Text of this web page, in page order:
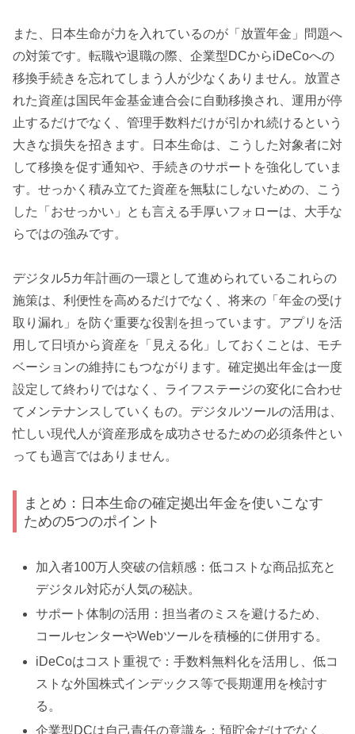
また、日本生命が力を入れているのが「放置年金」問題へ
の対策です。転職や退職の際、企業型DCからiDeCoへの
移換手続きを忘れてしまう人が少なくありません。放置さ
れた資産は国民年金基金連合会に自動移換され、運用が停
止するだけでなく、管理手数料だけが引かれ続けるという
大きな損失を招きます。日本生命は、こうした対象者に対
して移換を促す通知や、手続きのサポートを強化していま
す。せっかく積み立てた資産を無駄にしないための、こう
した「おせっかい」とも言える手厚いフォローは、大手な
らではの強みです。
デジタル5カ年計画の一環として進められているこれらの
施策は、利便性を高めるだけでなく、将来の「年金の受け
取り漏れ」を防ぐ重要な役割を担っています。アプリを活
用して日頃から資産を「見える化」しておくことは、モチ
ベーションの維持にもつながります。確定拠出年金は一度
設定して終わりではなく、ライフステージの変化に合わせ
てメンテナンスしていくもの。デジタルツールの活用は、
忙しい現代人が資産形成を成功させるための必須条件とい
っても過言ではありません。
まとめ：日本生命の確定拠出年金を使いこなす
ための5つのポイント
加入者100万人突破の信頼感：低コストな商品拡充と
デジタル対応が人気の秘訣。
サポート体制の活用：担当者のミスを避けるため、
コールセンターやWebツールを積極的に併用する。
iDeCoはコスト重視で：手数料無料化を活用し、低コ
ストな外国株式インデックス等で長期運用を検討す
る。
企業型DCは自己責任の意識を：預貯金だけでなく、